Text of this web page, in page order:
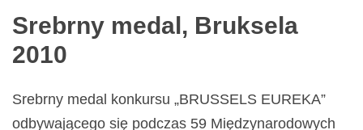
Srebrny medal, Bruksela
2010
Srebrny medal konkursu „BRUSSELS EUREKA”
odbywającego się podczas 59 Międzynarodowych